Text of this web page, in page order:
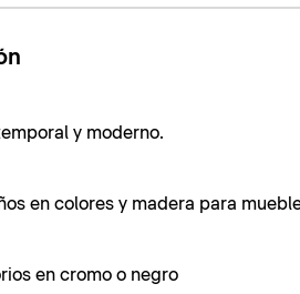
y moderno.
en colores y madera para
en cromo o negro